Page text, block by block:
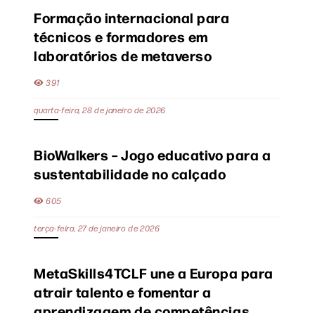
Formação internacional para
técnicos e formadores em
laboratórios de metaverso
391
quarta-feira, 28 de janeiro de 2026
BioWalkers – Jogo educativo para a
sustentabilidade no calçado
605
terça-feira, 27 de janeiro de 2026
MetaSkills4TCLF une a Europa para
atrair talento e fomentar a